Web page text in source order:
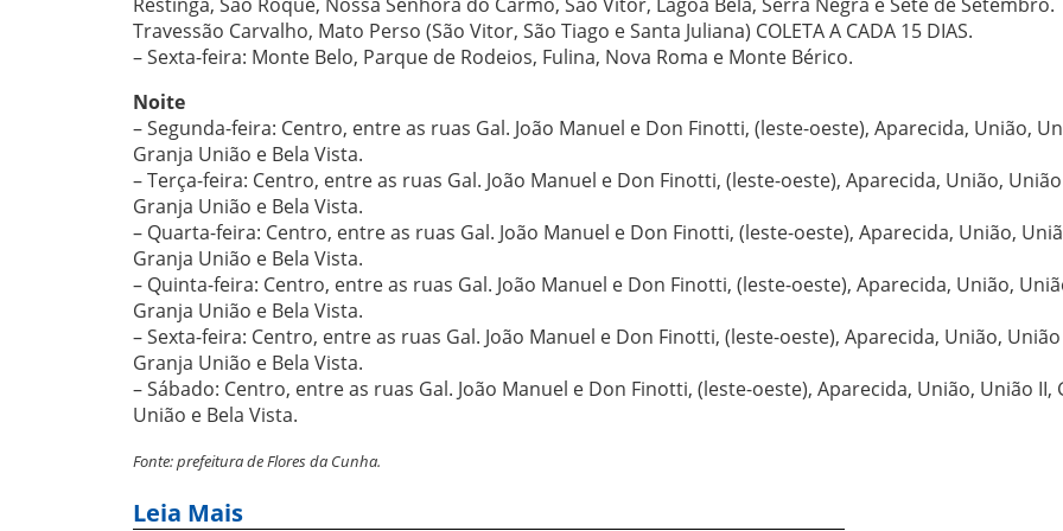
Travessão Carvalho, Mato Perso (São Vitor, São Tiago e Santa Juliana) COLETA A CADA 15 DIAS.
– Sexta-feira: Monte Belo, Parque de Rodeios, Fulina, Nova Roma e Monte Bérico.
Noite
– Segunda-feira: Centro, entre as ruas Gal. João Manuel e Don Finotti, (leste-oeste), Aparecida, União,
Granja União e Bela Vista.
– Terça-feira: Centro, entre as ruas Gal. João Manuel e Don Finotti, (leste-oeste), Aparecida, União, União
Granja União e Bela Vista.
– Quarta-feira: Centro, entre as ruas Gal. João Manuel e Don Finotti, (leste-oeste), Aparecida, União,
Granja União e Bela Vista.
– Quinta-feira: Centro, entre as ruas Gal. João Manuel e Don Finotti, (leste-oeste), Aparecida, União,
Granja União e Bela Vista.
– Sexta-feira: Centro, entre as ruas Gal. João Manuel e Don Finotti, (leste-oeste), Aparecida, União, União
Granja União e Bela Vista.
– Sábado: Centro, entre as ruas Gal. João Manuel e Don Finotti, (leste-oeste), Aparecida, União, União II,
União e Bela Vista.
Fonte: prefeitura de Flores da Cunha.
Leia Mais